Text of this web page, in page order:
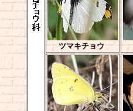
ツマキチョウ